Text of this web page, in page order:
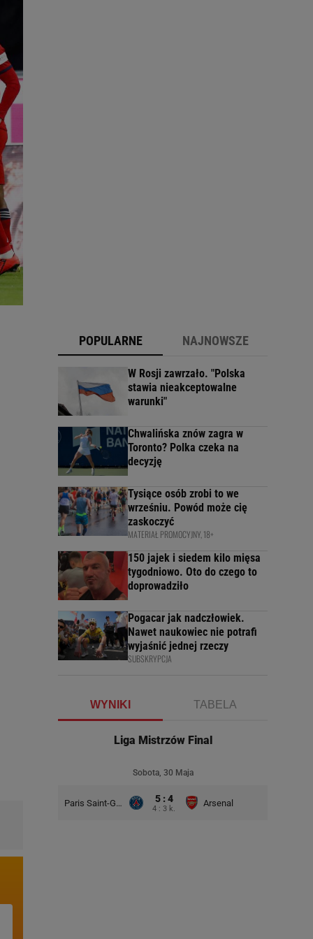
POPULARNE NAJNOWSZE
W Rosji zawrzało. "Polska
stawia nieakceptowalne
warunki"
Chwalińska znów zagra w
Toronto? Polka czeka na
decyzję
Tysiące osób zrobi to we
wrześniu. Powód może cię
zaskoczyć
MATERIAŁ PROMOCYJNY, 18+
150 jajek i siedem kilo mięsa
tygodniowo. Oto do czego to
doprowadziło
Pogacar jak nadczłowiek.
Nawet naukowiec nie potrafi
wyjaśnić jednej rzeczy
SUBSKRYPCJA
WYNIKI TABELA
Liga Mistrzów Final
Sobota, 30 Maja
Paris Saint-Germain 5 : 4
4 : 3 k.
Arsenal